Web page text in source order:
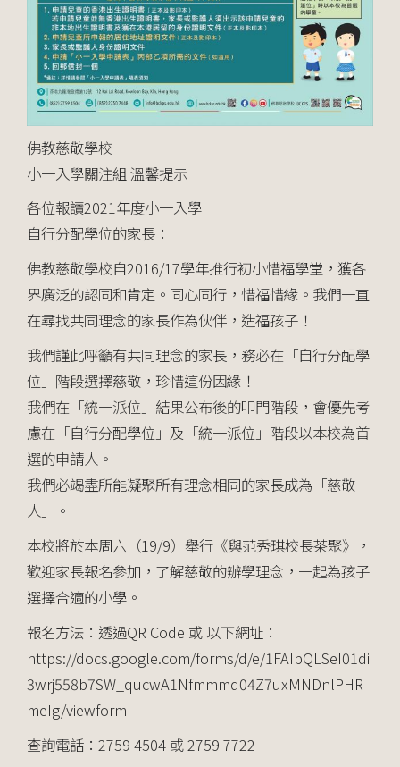
佛教慈敬學校
小一入學關注組 溫馨提示
各位報讀2021年度小一入學
自行分配學位的家長：
佛教慈敬學校自2016/17學年推行初小惜福學堂，獲各
界廣泛的認同和肯定。同心同行，惜福惜緣。我們一直
在尋找共同理念的家長作為伙伴，造福孩子！
我們謹此呼籲有共同理念的家長，務必在「自行分配學
位」階段選擇慈敬，珍惜這份因緣！
我們在「統一派位」結果公布後的叩門階段，會優先考
慮在「自行分配學位」及「統一派位」階段以本校為首
選的申請人。
我們必竭盡所能凝聚所有理念相同的家長成為「慈敬
人」。
本校將於本周六（19/9）舉行《與范秀琪校長茶聚》，
歡迎家長報名參加，了解慈敬的辦學理念，一起為孩子
選擇合適的小學。
報名方法：透過QR Code 或 以下網址：
https://docs.google.com/forms/d/e/1FAIpQLSeI01di
3wrj558b7SW_qucwA1Nfmmmq04Z7uxMNDnlPHR
meIg/viewform
查詢電話：2759 4504 或 2759 7722